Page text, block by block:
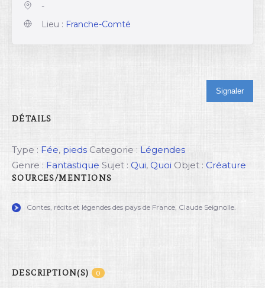
-
Lieu : Franche-Comté
Signaler
DÉTAILS
Type : Fée, pieds Categorie : Légendes
Genre : Fantastique Sujet : Qui, Quoi Objet : Créature
SOURCES/MENTIONS
Contes, récits et légendes des pays de France, Claude Seignolle.
DESCRIPTION(S) 0